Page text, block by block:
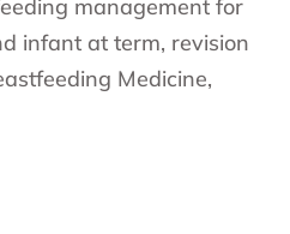
management for
infant at term, revision
Medicine,